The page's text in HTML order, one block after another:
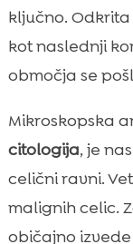
ključno.
kot naslednji
območja se
Mikroskopska
citologija, je
celični ravni.
malignih celic.
običajno